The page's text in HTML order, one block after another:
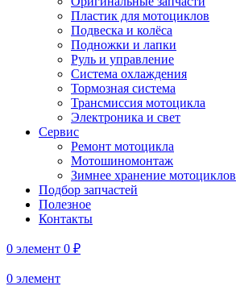
Пластик для мотоциклов
Подвеска и колёса
Подножки и лапки
Руль и управление
Система охлаждения
Тормозная система
Трансмиссия мотоцикла
Электроника и свет
Сервис
Ремонт мотоцикла
Мотошиномонтаж
Зимнее хранение мотоциклов
Подбор запчастей
Полезное
Контакты
0 элемент 0 ₽
0 элемент